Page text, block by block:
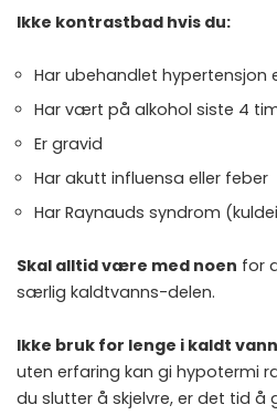
Ikke kontrastbad hvis du:
Har ubehandlet hypertensjon
Har vært på alkohol siste 4
Er gravid
Har akutt influensa eller feber
Har Raynauds syndrom
Skal alltid være med noen for
særlig kaldtvanns-delen.
Ikke bruk for lenge i kaldt
uten erfaring kan gi hypotermi
du slutter å skjelvre, er det tid å